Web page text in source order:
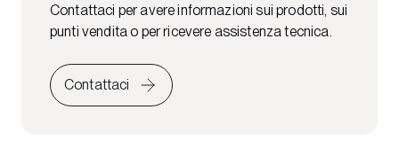
Contattaci per avere informazioni sui prodotti, sui
punti vendita o per ricevere assistenza tecnica.
Contattaci